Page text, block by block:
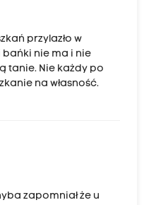
przylazło w
nie ma i nie
tanie. Nie każdy po
na własność.
zapomniał że u